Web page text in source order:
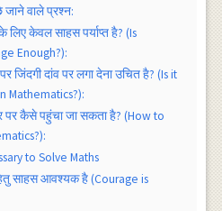
वाले प्रश्न:
केवल साहस पर्याप्त है? (Is
Enough?):
जिंदगी दांव पर लगा देना उचित है? (Is it
Mathematics?):
पर कैसे पहुंचा जा सकता है? (How to
to Solve Maths
साहस आवश्यक है (Courage is